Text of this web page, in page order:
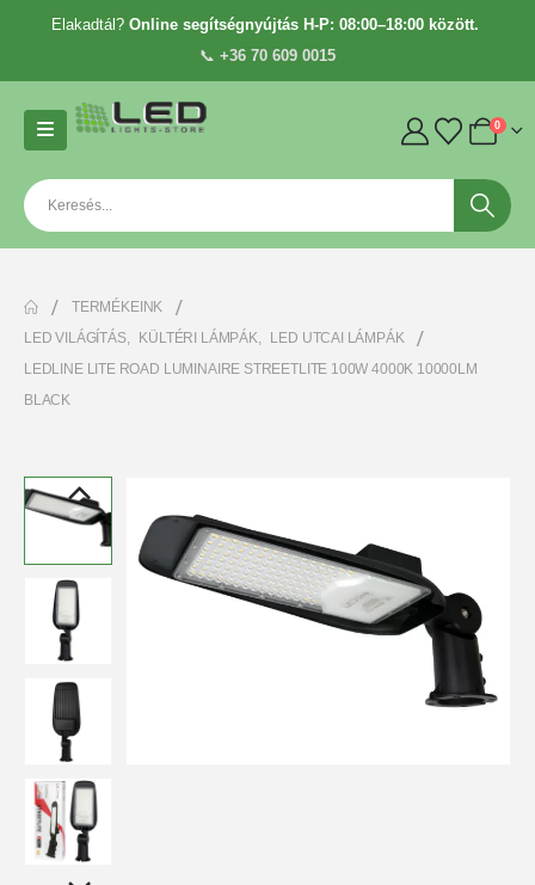
Elakadtál? Online segítségnyújtás H-P: 08:00–18:00 között.
📞 +36 70 609 0015
0
TERMÉKEINK
LED VILÁGÍTÁS, KÜLTÉRI LÁMPÁK,
LED UTCAI LÁMPÁK
LEDLINE LITE ROAD LUMINAIRE STREETLITE 100W 4000K 10000LM
BLACK